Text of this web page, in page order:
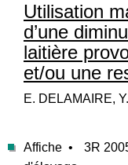
Utilisation
d’une
laitière
et/ou une
E. DELAMAIRE,
Affiche •
3R